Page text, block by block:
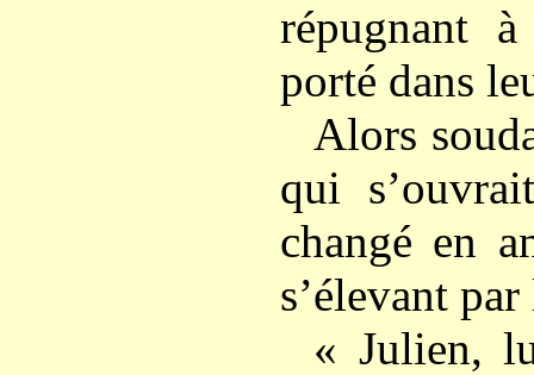
répugnant
porté dans
Alors
qui
changé en
s’élevant
« Julien,